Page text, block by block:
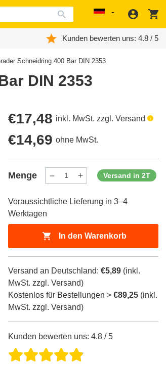
Localization
Kunden bewerten uns: 4.8 / 5
Schneidring 400 Bar DIN 2353
DIN 2353
Regulärer
Preis
€17,48 inkl. MwSt. zzgl. Versand
Regulärer
Preis
€14,69 ohne MwSt.
Menge
Menge
ProductDrop
Menge
ProductDrop
Versand in 2T
Voraussichtliche Lieferung in 3–4
Werktagen
In den Warenkorb
Versand an Deutschland:€5,89 (inkl.
MwSt. zzgl. Versand)
Kostenlos für Bestellungen >€89,25 (inkl.
MwSt. zzgl. Versand)
Kunden bewerten uns: 4.8 / 5